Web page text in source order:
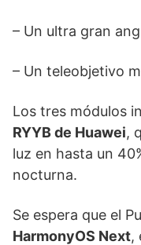
– Un ultra gran
– Un teleobjetivo
Los tres módulos
RYYB de Huawei,
luz en hasta un
nocturna.
Se espera que el
HarmonyOS Next,